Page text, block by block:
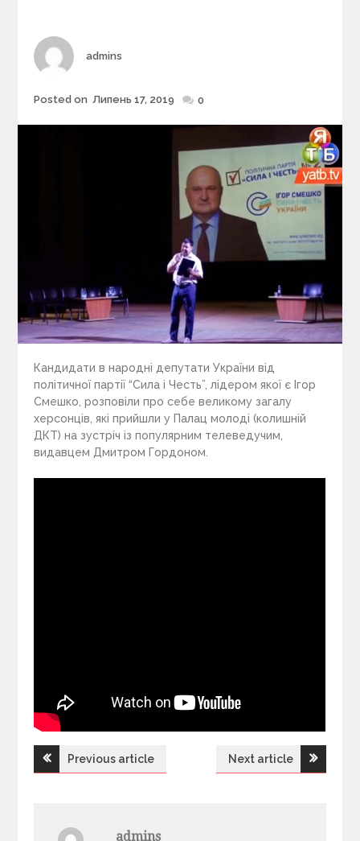
e
s
Author
admins
Posted
Posted on Липень 17, 2019 0
Кандидати в народні депутати України від
політичної партії “Сила і Честь”, лідером якої є Ігор
Смешко, розповіли про себе великому загалу
херсонців, які прийшли у Палац молоді (колишній
ДКТ) на зустріч із популярним телеведучим,
видавцем Дмитром Гордоном.
Н
Previous article Next article
admins